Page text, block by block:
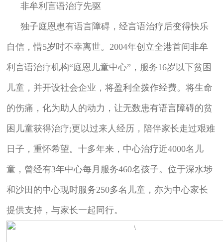
非牟利言语治疗先驱
独子庭恩患有语言障碍，经言语治疗后变得快乐
自信，惜5岁时不幸离世。2004年创立全港首间非牟
利言语治疗机构“庭恩儿童中心”，服务16岁以下贫困
儿童，并开设社会企业，将盈利全拨作经费。将生命
的伤痛，化为助人的动力，让无数患有语言障碍的贫
困儿童获得治疗;更以过来人经历，陪伴家长走过艰难
日子，重怀希望。十多年来，中心治疗近4000名儿
童，曾经有3年中心每月服务460名孩子。位于深水埗
和沙田的中心现时服务250多名儿童，亦为中心家长
提供支持，与家长一起同行。